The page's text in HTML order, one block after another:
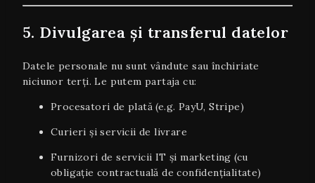
5. Divulgarea și transferul datelor
Datele personale nu sunt vândute sau închiriate
niciunor terți. Le putem partaja cu:
Procesatori de plată (e.g. PayU, Stripe)
Curieri și servicii de livrare
Furnizori de servicii IT și marketing (cu
obligație contractuală de confidențialitate)